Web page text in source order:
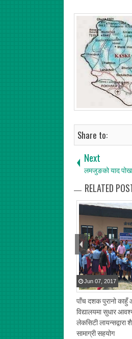
Share to:
Next
लमजुङको याद
RELATED
पाँच दशक पुरानो
विद्यालयमा सुधार
लेकसिटी लायन्सद्वारा
सामाग्री सहयोग
Jun 07 2017